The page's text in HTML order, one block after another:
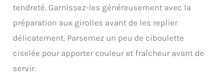
tendreté. Garnissez-les généreusement avec la
préparation aux girolles avant de les replier
délicatement. Parsemez un peu de ciboulette
ciselée pour apporter couleur et fraîcheur avant de
servir.